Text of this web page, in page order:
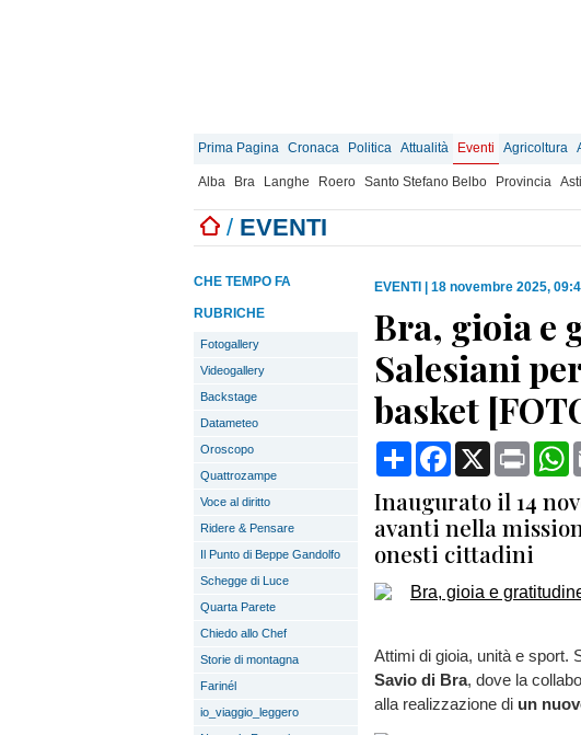
Prima Pagina Cronaca Politica Attualità Eventi Agricoltura
Alba Bra Langhe Roero Santo Stefano Belbo Provincia
/ EVENTI
CHE TEMPO FA
RUBRICHE
Fotogallery
Videogallery
Backstage
Datameteo
Oroscopo
Quattrozampe
Voce al diritto
Ridere & Pensare
Il Punto di Beppe Gandolfo
Schegge di Luce
Quarta Parete
Chiedo allo Chef
Storie di montagna
Farinél
io_viaggio_leggero
EVENTI 18 novembre 2025,
Bra, gioia e
Salesiani
basket
CondividiFacebook
X Print
Inaugurato il 14
avanti nella
onesti cittadini
Attimi di gioia, unità e sport.
Savio di Bra, dove la
alla realizzazione di un